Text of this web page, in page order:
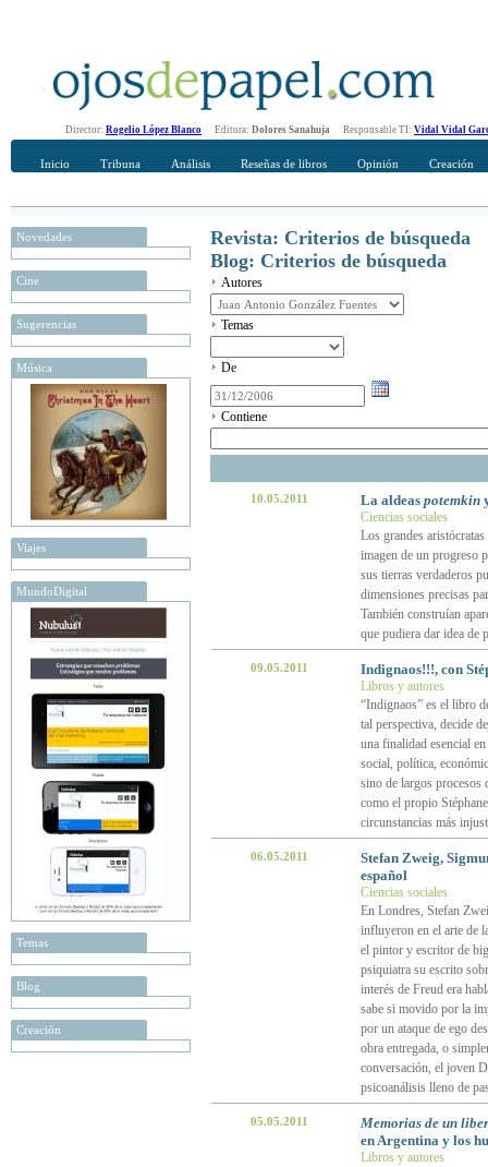
Director: Rogelio López Blanco Editora: Dolores Sanahuja Responsable TI: Vidal Vidal
Inicio Tribuna Análisis Reseñas de libros Opinión Creación
Novedades
Cine
Sugerencias
Música
Viajes
MundoDigital
Temas
Blog
Creación
Revista: Criterios de búsqueda
Blog: Criterios de búsqueda
Autores
Temas
De
Contiene
10.05.2011 La aldeas potemkin
Ciencias sociales
Los grandes
imagen de un progreso
sus tierras verdaderos
dimensiones precisas
También construían
que pudiera dar idea de
09.05.2011 Indignaos!!!, con
Libros y autores
“Indignaos” es el libro
tal perspectiva, decide
una finalidad esencial
social, política,
sino de largos procesos
como el propio
circunstancias más
06.05.2011
Stefan Zweig,
español
Ciencias sociales
En Londres, Stefan
influyeron en el arte de
el pintor y escritor de
psiquiatra su escrito
interés de Freud era
sabe si movido por la
por un ataque de ego
obra entregada, o
conversación, el joven
psicoanálisis lleno de
05.05.2011
Memorias de un
en Argentina y los
Libros y autores